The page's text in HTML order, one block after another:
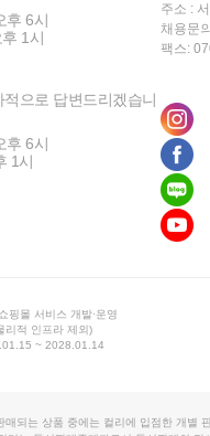
후 6시
1시
으로 답변드리겠습니
후 6시
1시
주소 :
채용문
팩스:
핑몰 서비스 개발·운영
리적 인프라 제외)
~ 2028.01.14
매되는 상품 중에는 컬리에 입점한 개별